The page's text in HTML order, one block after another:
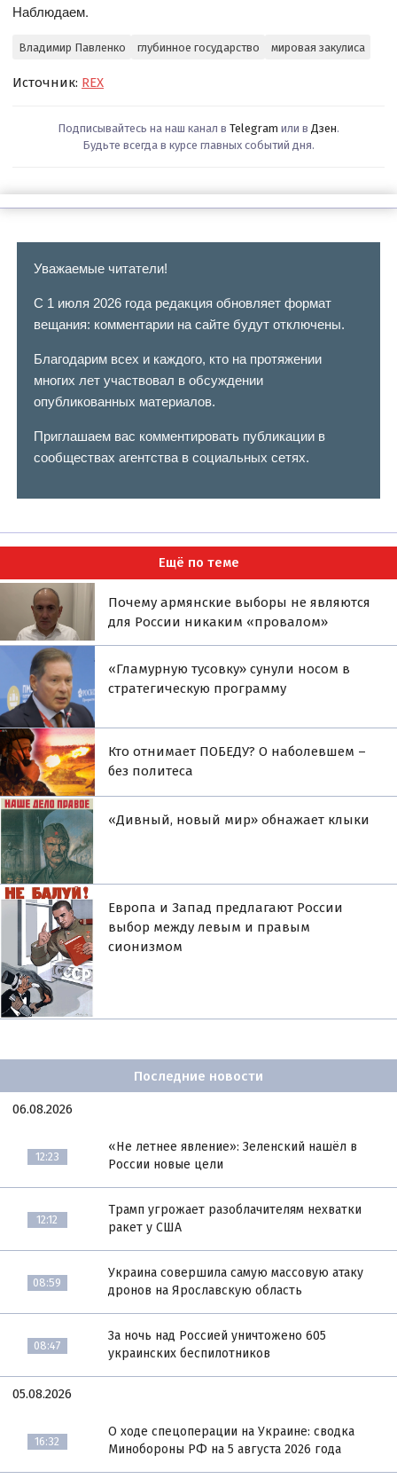
Наблюдаем.
Владимир Павленко глубинное государство мировая закулиса
Источник: REX
Подписывайтесь на наш канал в Telegram или в Дзен.
Будьте всегда в курсе главных событий дня.
Уважаемые читатели!
С 1 июля 2026 года редакция обновляет формат
вещания: комментарии на сайте будут отключены.
Благодарим всех и каждого, кто на протяжении
многих лет участвовал в обсуждении
опубликованных материалов.
Приглашаем вас комментировать публикации в
сообществах агентства в социальных сетях.
Ещё по теме
Почему армянские выборы не являются
для России никаким «провалом»
«Гламурную тусовку» сунули носом в
стратегическую программу
Кто отнимает ПОБЕДУ? О наболевшем –
без политеса
«Дивный, новый мир» обнажает клыки
Европа и Запад предлагают России
выбор между левым и правым
сионизмом
Последние новости
06.08.2026
12:23
«Не летнее явление»: Зеленский нашёл в
России новые цели
12:12
Трамп угрожает разоблачителям нехватки
ракет у США
08:59
Украина совершила самую массовую атаку
дронов на Ярославскую область
08:47
За ночь над Россией уничтожено 605
украинских беспилотников
05.08.2026
16:32
О ходе спецоперации на Украине: сводка
Минобороны РФ на 5 августа 2026 года